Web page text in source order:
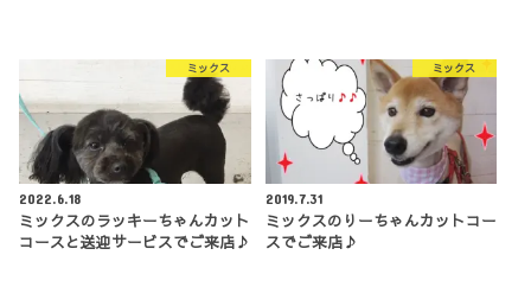
ミックス
2022.6.18
ミックスのラッキーちゃんカット
コースと送迎サービスでご来店♪
ミックス
2019.7.31
ミックスのりーちゃんカットコー
スでご来店♪